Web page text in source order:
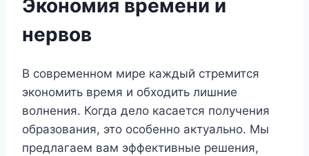
Экономия времени и
нервов
В современном мире каждый стремится
экономить время и обходить лишние
волнения. Когда дело касается получения
образования, это особенно актуально. Мы
предлагаем вам эффективные решения,